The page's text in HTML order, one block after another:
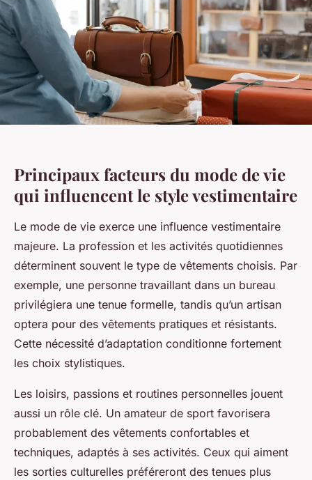
Principaux facteurs du mode de vie
qui influencent le style vestimentaire
Le mode de vie exerce une influence vestimentaire
majeure. La profession et les activités quotidiennes
déterminent souvent le type de vêtements choisis. Par
exemple, une personne travaillant dans un bureau
privilégiera une tenue formelle, tandis qu’un artisan
optera pour des vêtements pratiques et résistants.
Cette nécessité d’adaptation conditionne fortement
les choix stylistiques.
Les loisirs, passions et routines personnelles jouent
aussi un rôle clé. Un amateur de sport favorisera
probablement des vêtements confortables et
techniques, adaptés à ses activités. Ceux qui aiment
les sorties culturelles préféreront des tenues plus